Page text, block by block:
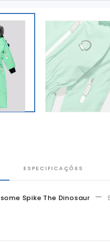
ESPECIFICAÇÕES
Spike The Dinosaur —